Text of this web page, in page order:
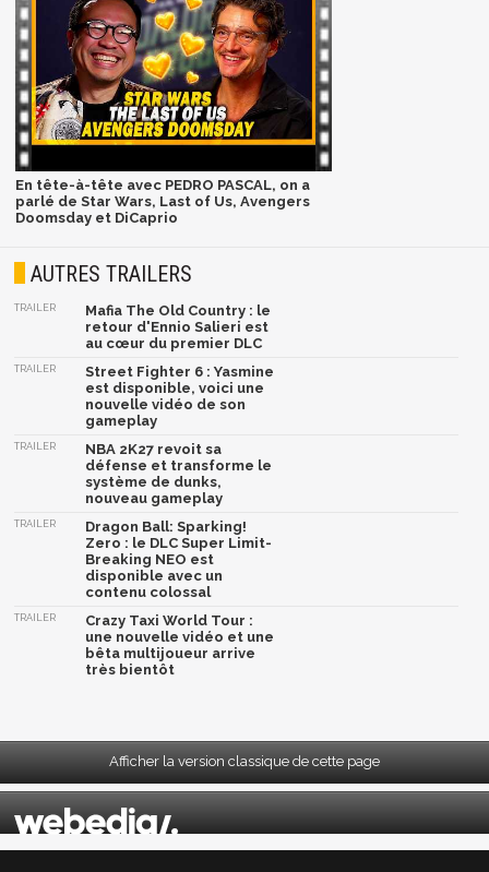
En tête-à-tête avec PEDRO PASCAL, on a
parlé de Star Wars, Last of Us, Avengers
Doomsday et DiCaprio
AUTRES TRAILERS
TRAILER
Mafia The Old Country : le
retour d'Ennio Salieri est
au cœur du premier DLC
TRAILER
Street Fighter 6 : Yasmine
est disponible, voici une
nouvelle vidéo de son
gameplay
TRAILER
NBA 2K27 revoit sa
défense et transforme le
système de dunks,
nouveau gameplay
TRAILER
Dragon Ball: Sparking!
Zero : le DLC Super Limit-
Breaking NEO est
disponible avec un
contenu colossal
TRAILER
Crazy Taxi World Tour :
une nouvelle vidéo et une
bêta multijoueur arrive
très bientôt
Afficher la version classique de cette page